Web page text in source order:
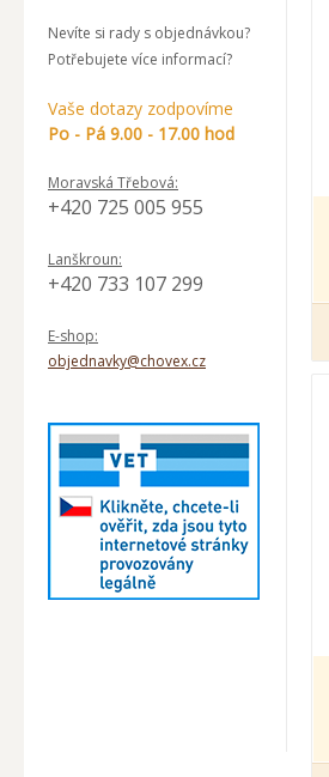
Nevíte si rady s objednávkou?
Potřebujete více informací?
Vaše dotazy zodpovíme
Po - Pá 9.00 - 17.00 hod
Moravská Třebová:
+420 725 005 955
Lanškroun:
+420 733 107 299
E-shop:
objednavky@chovex.cz